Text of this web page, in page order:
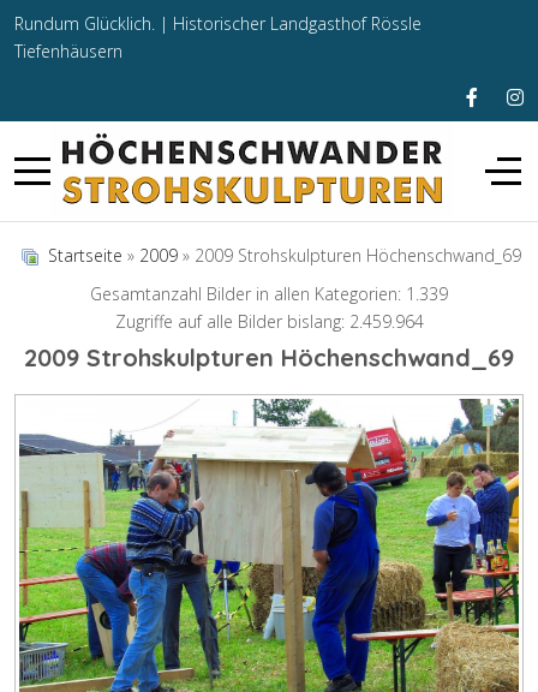
Rundum Glücklich. | Historischer Landgasthof Rössle
Tiefenhäusern
Startseite » 2009 » 2009 Strohskulpturen Höchenschwand_69
Gesamtanzahl Bilder in allen Kategorien: 1.339
Zugriffe auf alle Bilder bislang: 2.459.964
2009 Strohskulpturen Höchenschwand_69